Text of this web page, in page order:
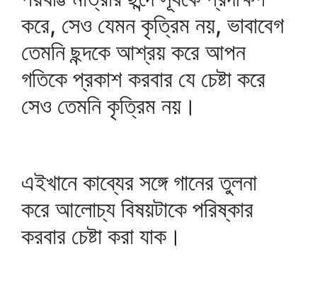
করে, সেও যেমন কৃত্রিম নয়, ভাবাবেগ
তেমনি ছন্দকে আশ্রয় করে আপন
গতিকে প্রকাশ করবার যে চেষ্টা করে
সেও তেমনি কৃত্রিম নয়।
এইখানে কাব্যের সঙ্গে গানের তুলনা
করে আলোচ্য বিষয়টাকে পরিষ্কার
করবার চেষ্টা করা যাক।